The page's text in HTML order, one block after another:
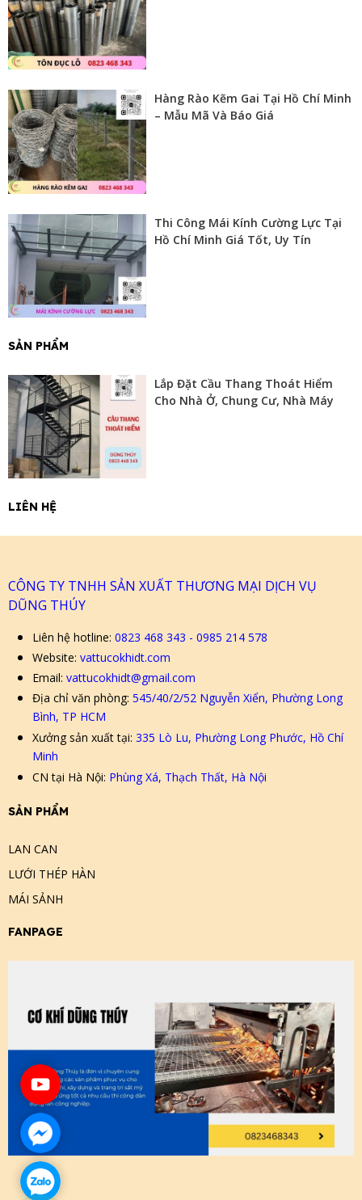
Hàng Rào Kẽm Gai Tại Hồ Chí Minh
– Mẫu Mã Và Báo Giá
Thi Công Mái Kính Cường Lực Tại
Hồ Chí Minh Giá Tốt, Uy Tín
SẢN PHẨM
Lắp Đặt Cầu Thang Thoát Hiểm
Cho Nhà Ở, Chung Cư, Nhà Máy
LIÊN HỆ
CÔNG TY TNHH SẢN XUẤT THƯƠNG MẠI DỊCH VỤ
DŨNG THÚY
Liên hệ hotline: 0823 468 343 - 0985 214 578
Website: vattucokhidt.com
Email: vattucokhidt@gmail.com
Địa chỉ văn phòng: 545/40/2/52 Nguyễn Xiển, Phường Long
Bình, TP HCM
Xưởng sản xuất tại: 335 Lò Lu, Phường Long Phước, Hồ Chí
Minh
CN tại Hà Nội: Phùng Xá, Thạch Thất, Hà Nội
SẢN PHẨM
LAN CAN
LƯỚI THÉP HÀN
MÁI SẢNH
FANPAGE